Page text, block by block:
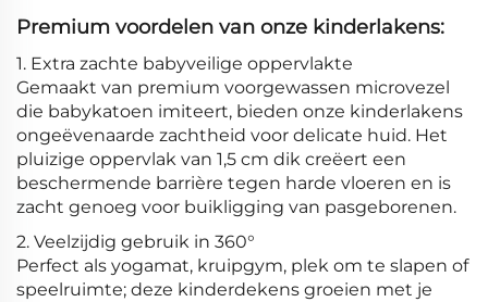
Premium voordelen van onze kinderlakens:
1. Extra zachte babyveilige oppervlakte
Gemaakt van premium voorgewassen microvezel
die babykatoen imiteert, bieden onze kinderlakens
ongeëvenaarde zachtheid voor delicate huid. Het
pluizige oppervlak van 1,5 cm dik creëert een
beschermende barrière tegen harde vloeren en is
zacht genoeg voor buikligging van pasgeborenen.
2. Veelzijdig gebruik in 360°
Perfect als yogamat, kruipgym, plek om te slapen of
speelruimte; deze kinderdekens groeien met je